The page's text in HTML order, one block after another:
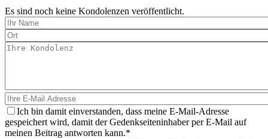
Es sind noch keine Kondolenzen veröffentlicht.
Ich bin damit einverstanden, dass meine E-Mail-Adresse
gespeichert wird, damit der Gedenkseiteninhaber per E-Mail auf
meinen Beitrag antworten kann.